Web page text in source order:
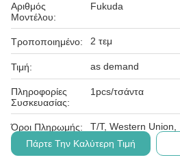
Αριθμός
Μοντέλου:
Fukuda
Τροποποιημένο: 2 τεμ
Τιμή: as demand
Πληροφορίες
Συσκευασίας:
1pcs/τσάντα
Όροι Πληρωμής:
T/T, Western Union,
Πάρτε Την Καλύτερη Τιμή